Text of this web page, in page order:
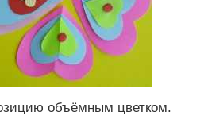
объёмным цветком.